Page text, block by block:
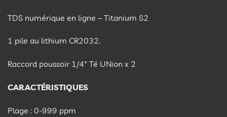
TDS numérique en ligne – Titanium S2
1 pile au lithium CR2032.
Raccord poussoir 1/4″ Té UNion x 2
CARACTÉRISTIQUES
Plage : 0-999 ppm